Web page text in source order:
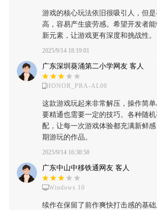
游戏的核心玩法依旧很吸引人，但
高，容易产生疲劳感。希望开发者
新元素，让游戏更有深度和挑战性。
2025/9/14 18:19:01
广东深圳葵涌第二小学网友 客人
HONOR_PRA-AL00
这款游戏玩起来非常解压，操作简
要精通也需要一定的技巧。各种随
配，让每一次游戏体验都充满新鲜
期游玩的作品。
2025/9/14 16:38:58
广东中山中移铁通网友 客人
Windows 10
续作在保留了前作爽快打击感的基